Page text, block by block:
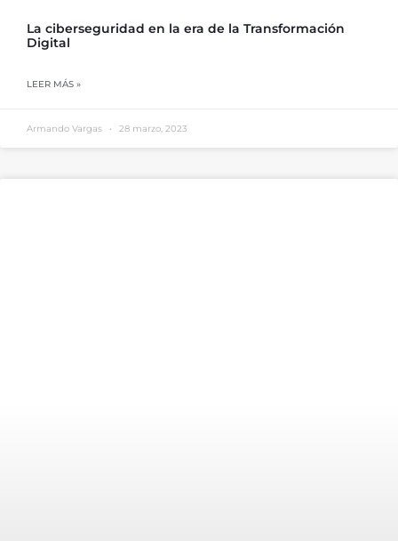
La ciberseguridad en la era de la Transformación
Digital
LEER MÁS »
Armando Vargas 28 marzo, 2023